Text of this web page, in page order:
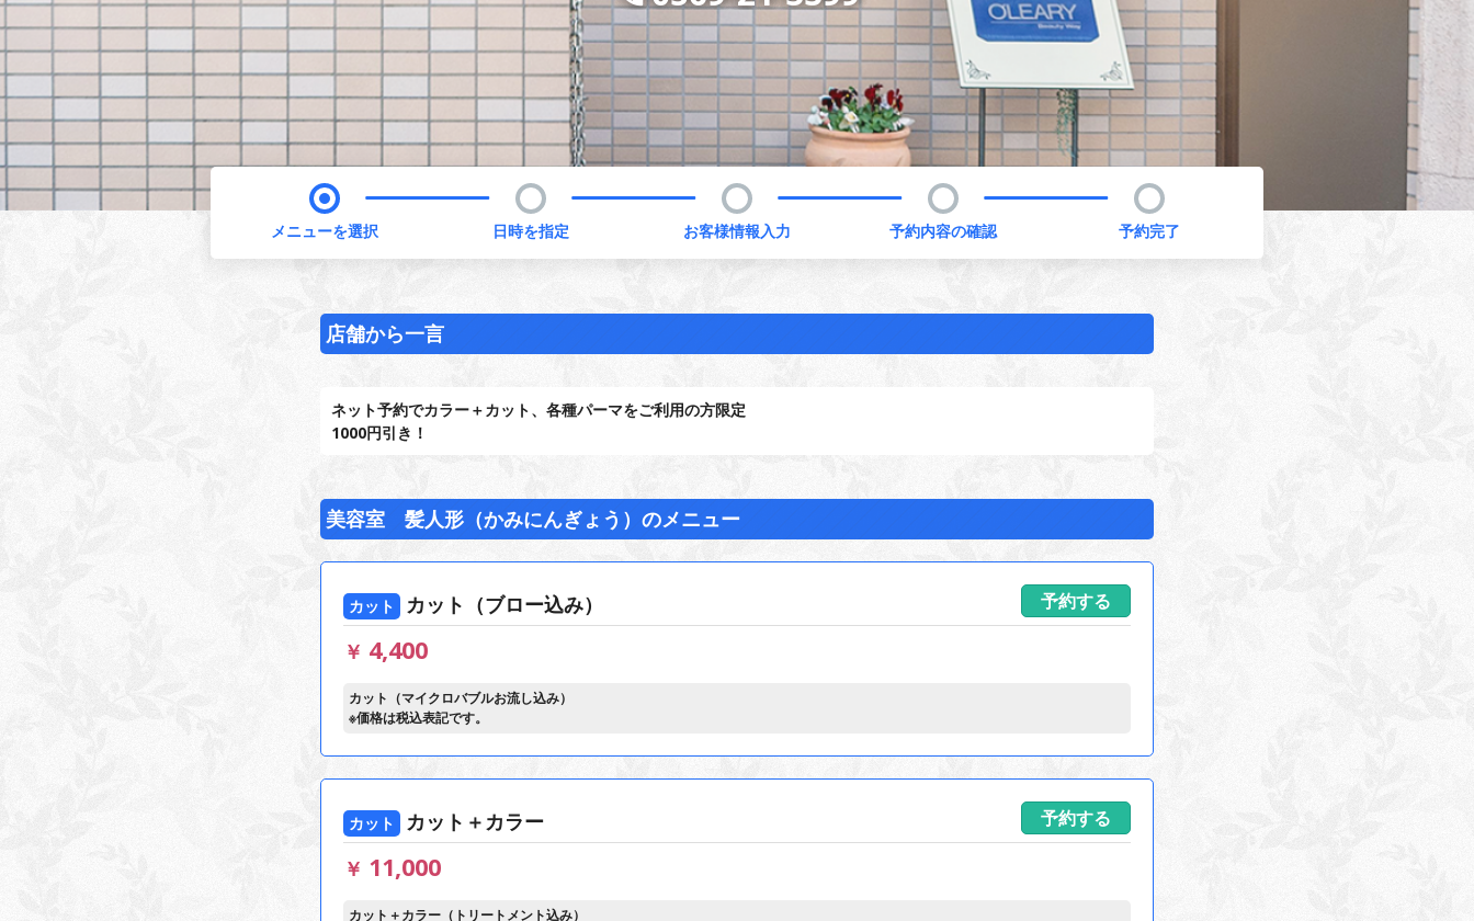
メニューを選択 日時を指定 お客様情報入力 予約内容の確認 予約完了
店舗から一言
ネット予約でカラー＋カット、各種パーマをご利用の方限定
1000円引き！
美容室 髪人形（かみにんぎょう）のメニュー
カット
カット（ブロー込み）
￥ 4,400
カット（マイクロバブルお流し込み）
※価格は税込表記です。
予約する
カット
カット＋カラー
￥ 11,000
カット＋カラー（トリートメント込み）
予約する